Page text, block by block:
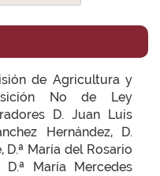
de Agricultura y
No de Ley
D. Juan Luis
Hernández, D.
María del Rosario
María Mercedes